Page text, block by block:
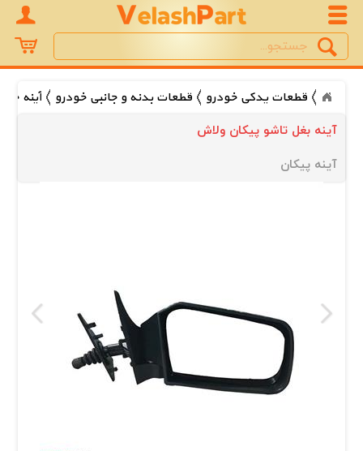
قطعات یدکی خودرو قطعات بدنه و جانبی خودرو آینه
آینه بغل تاشو پیکان ولاش
آینه پیکان
Search
جستجو